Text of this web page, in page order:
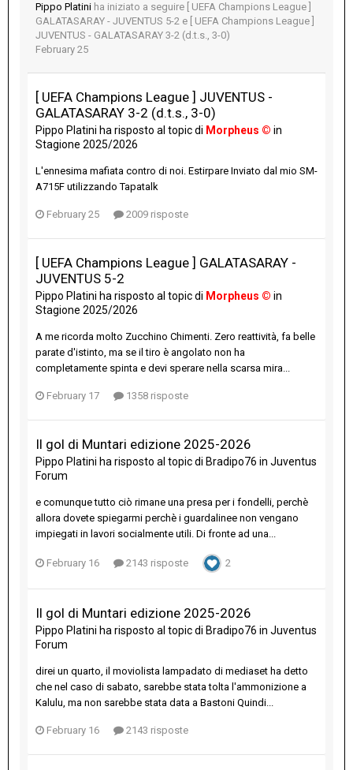
Pippo Platini ha iniziato a seguire
[ UEFA Champions League ]
GALATASARAY - JUVENTUS 5-2 e
[ UEFA Champions League ]
JUVENTUS - GALATASARAY 3-2 (d.t.s., 3-0)
February 25
[ UEFA Champions League ] JUVENTUS -
GALATASARAY 3-2 (d.t.s., 3-0)
Pippo Platini ha risposto al topic di Morpheus © in
Stagione 2025/2026
L'ennesima mafiata contro di noi. Estirpare Inviato dal mio SM-
A715F utilizzando Tapatalk
February 25 2009 risposte
[ UEFA Champions League ] GALATASARAY -
JUVENTUS 5-2
Pippo Platini ha risposto al topic di Morpheus © in
Stagione 2025/2026
A me ricorda molto Zucchino Chimenti. Zero reattività, fa belle
parate d'istinto, ma se il tiro è angolato non ha
completamente spinta e devi sperare nella scarsa mira...
February 17 1358 risposte
Il gol di Muntari edizione 2025-2026
Pippo Platini ha risposto al topic di Bradipo76 in Juventus
Forum
e comunque tutto ciò rimane una presa per i fondelli, perchè
allora dovete spiegarmi perchè i guardalinee non vengano
impiegati in lavori socialmente utili. Di fronte ad una...
February 16 2143 risposte 2
Il gol di Muntari edizione 2025-2026
Pippo Platini ha risposto al topic di Bradipo76 in Juventus
Forum
direi un quarto, il moviolista lampadato di mediaset ha detto
che nel caso di sabato, sarebbe stata tolta l'ammonizione a
Kalulu, ma non sarebbe stata data a Bastoni Quindi...
February 16 2143 risposte